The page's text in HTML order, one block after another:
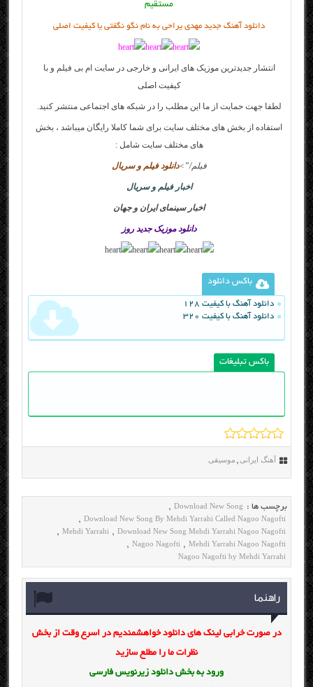
مستقیم
دانلود آهنگ جدید مهدی یراحی به نام نگو نگفتی یا کیفیت اصلی
انتشار جدیدترین موزیک های ایرانی و خارجی در سایت ام بی فیلم و با
کیفیت اصلی
لطفا جهت حمایت از ما این مطلب را در شبکه های اجتماعی منتشر کنید.
استفاده از بخش های مختلف سایت برای شما کاملا رایگان میباشد ، بخش
های مختلف سایت شامل :
فیلم/”>دانلود فیلم و سریال
اخبار فیلم و سریال
اخبار سینمای ایران و جهان
دانلود موزیک جدید روز
باکس دانلود
دانلود آهنگ با کیفیت 128
دانلود آهنگ با کیفیت 320
باکس تبلیغات
آهنگ ایرانی, موسیقی
برچسب ها : Download New Song
,
Download New Song By Mehdi Yarrahi Called Nagoo Nagofti
,
Download New Song Mehdi Yarrahi Nagoo Nagofti
,
Mehdi Yarrahi
,
Mehdi Yarrahi Nagoo Nagofti
,
Nagoo Nagofti
,
Nagoo Nagofti by Mehdi Yarrahi
راهنما
در صورت خرابی لینک های دانلود خواهشمندیم در اسرع وقت از بخش
نظرات ما را مطلع سازید
ورود به بخش دانلود زیرنویس فارسی